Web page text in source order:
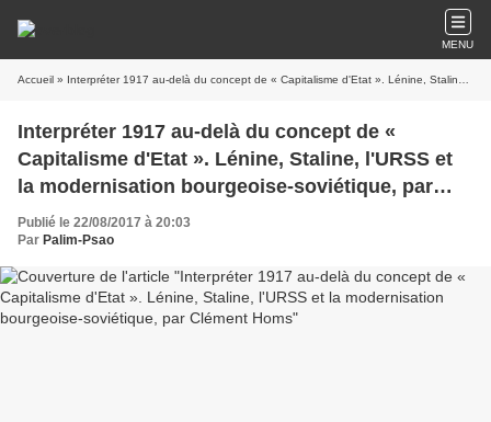
MENU
Accueil » Interpréter 1917 au-delà du concept de « Capitalisme d'Etat ». Lénine, Staline, l'URSS et la modernisation bourgeoise-soviétique, par Clément Homs
Interpréter 1917 au-delà du concept de «
Capitalisme d'Etat ». Lénine, Staline, l'URSS et
la modernisation bourgeoise-soviétique, par
Clément Homs
Publié le 22/08/2017 à 20:03
Par Palim-Psao